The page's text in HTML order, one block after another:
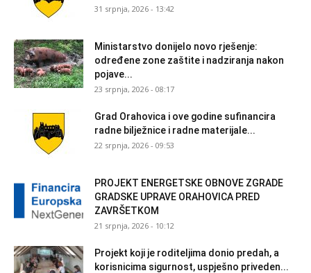
31 srpnja, 2026 - 13:42
Ministarstvo donijelo novo rješenje:
određene zone zaštite i nadziranja nakon
pojave...
23 srpnja, 2026 - 08:17
Grad Orahovica i ove godine sufinancira
radne bilježnice i radne materijale...
22 srpnja, 2026 - 09:53
PROJEKT ENERGETSKE OBNOVE ZGRADE
GRADSKE UPRAVE ORAHOVICA PRED
ZAVRŠETKOM
21 srpnja, 2026 - 10:12
Projekt koji je roditeljima donio predah, a
korisnicima sigurnost, uspješno priveden...